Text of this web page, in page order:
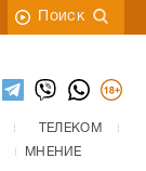
Поиск
ТЕЛЕКОМ
МНЕНИЕ